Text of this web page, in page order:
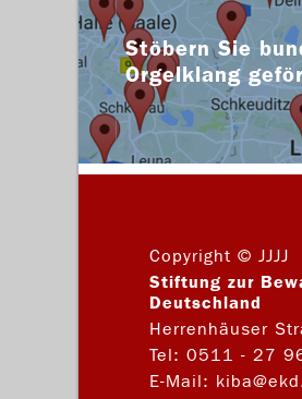
Stöbern Sie
Orgelklang
Copyright © JJJJ
Stiftung zur
Deutschland
Herrenhäuser
Tel: 0511 - 27
E-Mail: